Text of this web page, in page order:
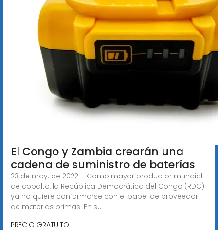
El Congo y Zambia crearán una
cadena de suministro de baterías
23 de may. de 2022 · Como mayor productor mundial
de cobalto, la República Democrática del Congo (RDC)
ya no quiere conformarse con el papel de proveedor
de materias primas. En su
PRECIO GRATUITO